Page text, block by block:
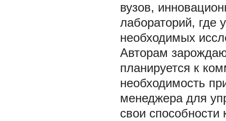
вузов,
лабораторий, где
необходимых
Авторам
планируется к
необходимость
менеджера для
свои